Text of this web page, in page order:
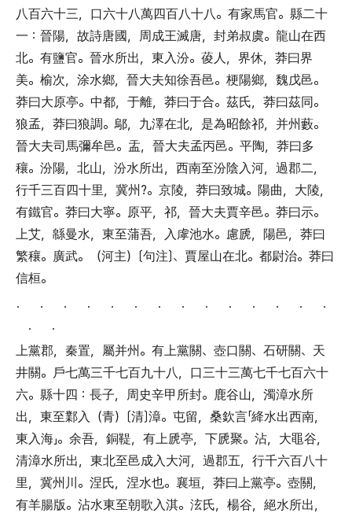
八百六十三， 口六十八萬四百八十八。 有家馬官。 縣二十
一 ： 晉陽， 故詩唐國， 周成王滅唐， 封弟叔虞。 龍山在西
北。 有鹽官。 晉水所出， 東入汾。 葰人， 界休， 莽曰界
美。 榆次， 涂水鄉， 晉大夫知徐吾邑。 梗陽鄉， 魏戊邑。
莽曰大原亭。 中都， 于離， 莽曰于合。 茲氏， 莽曰茲同。
狼孟， 莽曰狼調。鄔， 九澤在北， 是為昭餘祁， 并州藪。
晉大夫司馬彌牟邑。 盂， 晉大夫孟丙邑。 平陶， 莽曰多
穰。 汾陽， 北山， 汾水所出， 西南至汾陰入河， 過郡二，
行千三百四十里， 冀州?。 京陵， 莽曰致城。 陽曲， 大陵，
有鐵官。 莽曰大寧。 原平， 祁， 晉大夫賈辛邑。 莽曰示。
上艾， 緜曼水， 東至蒲吾， 入虖池水。 慮虒， 陽邑， 莽曰
繁穰。 廣武。（河主）〔句注〕、 賈屋山在北。 都尉治。 莽曰
信桓。
． ． ． ． ． ． ． ． ． ． ． ． ． ．
． ．
上黨郡， 秦置， 屬并州 。 有上黨關、 壺口關、 石研關、 天
井關。 戶七萬三千七百九十八， 口三十三萬七千七百六十
六。 縣十四 ： 長子， 周史辛甲所封。 鹿谷山， 濁漳水所
出， 東至鄴入 （青）〔清〕漳。 屯留， 桑欽言「絳水出西南，
東入海」。 余吾， 銅鞮， 有上虒亭， 下虒聚。 沾， 大黽谷，
清漳水所出， 東北至邑成入大河， 過郡五， 行千六百八十
里， 冀州川 。 涅氏， 涅水也。 襄垣， 莽曰上黨亭。 壺關，
有羊腸版。 沾水東至朝歌入淇。 泫氏， 楊谷， 絕水所出，